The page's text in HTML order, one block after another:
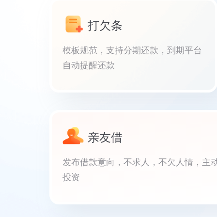
打欠条
模板规范，支持分期还款，到期平台
自动提醒还款
亲友借
发布借款意向，不求人，不欠人情，主
投资